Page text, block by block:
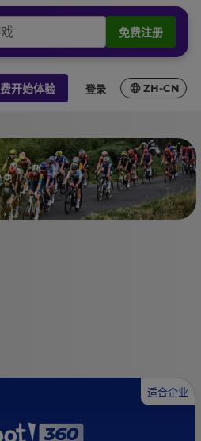
免费注册
免费开始体验 登录 ZH-CN
适合企业